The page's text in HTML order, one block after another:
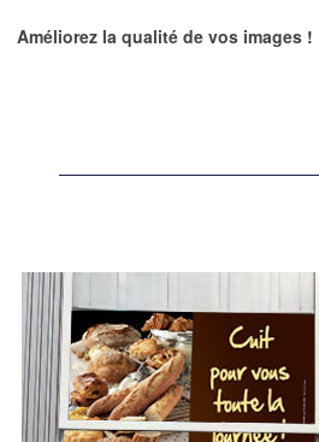
Améliorez la qualité de vos images !